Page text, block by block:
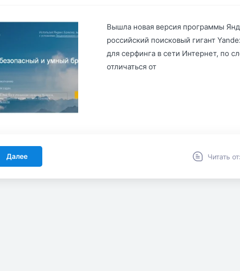
Вышла новая версия программы
российский поисковый гигант
для серфинга в сети Интернет, по
отличаться от
Далее Читать